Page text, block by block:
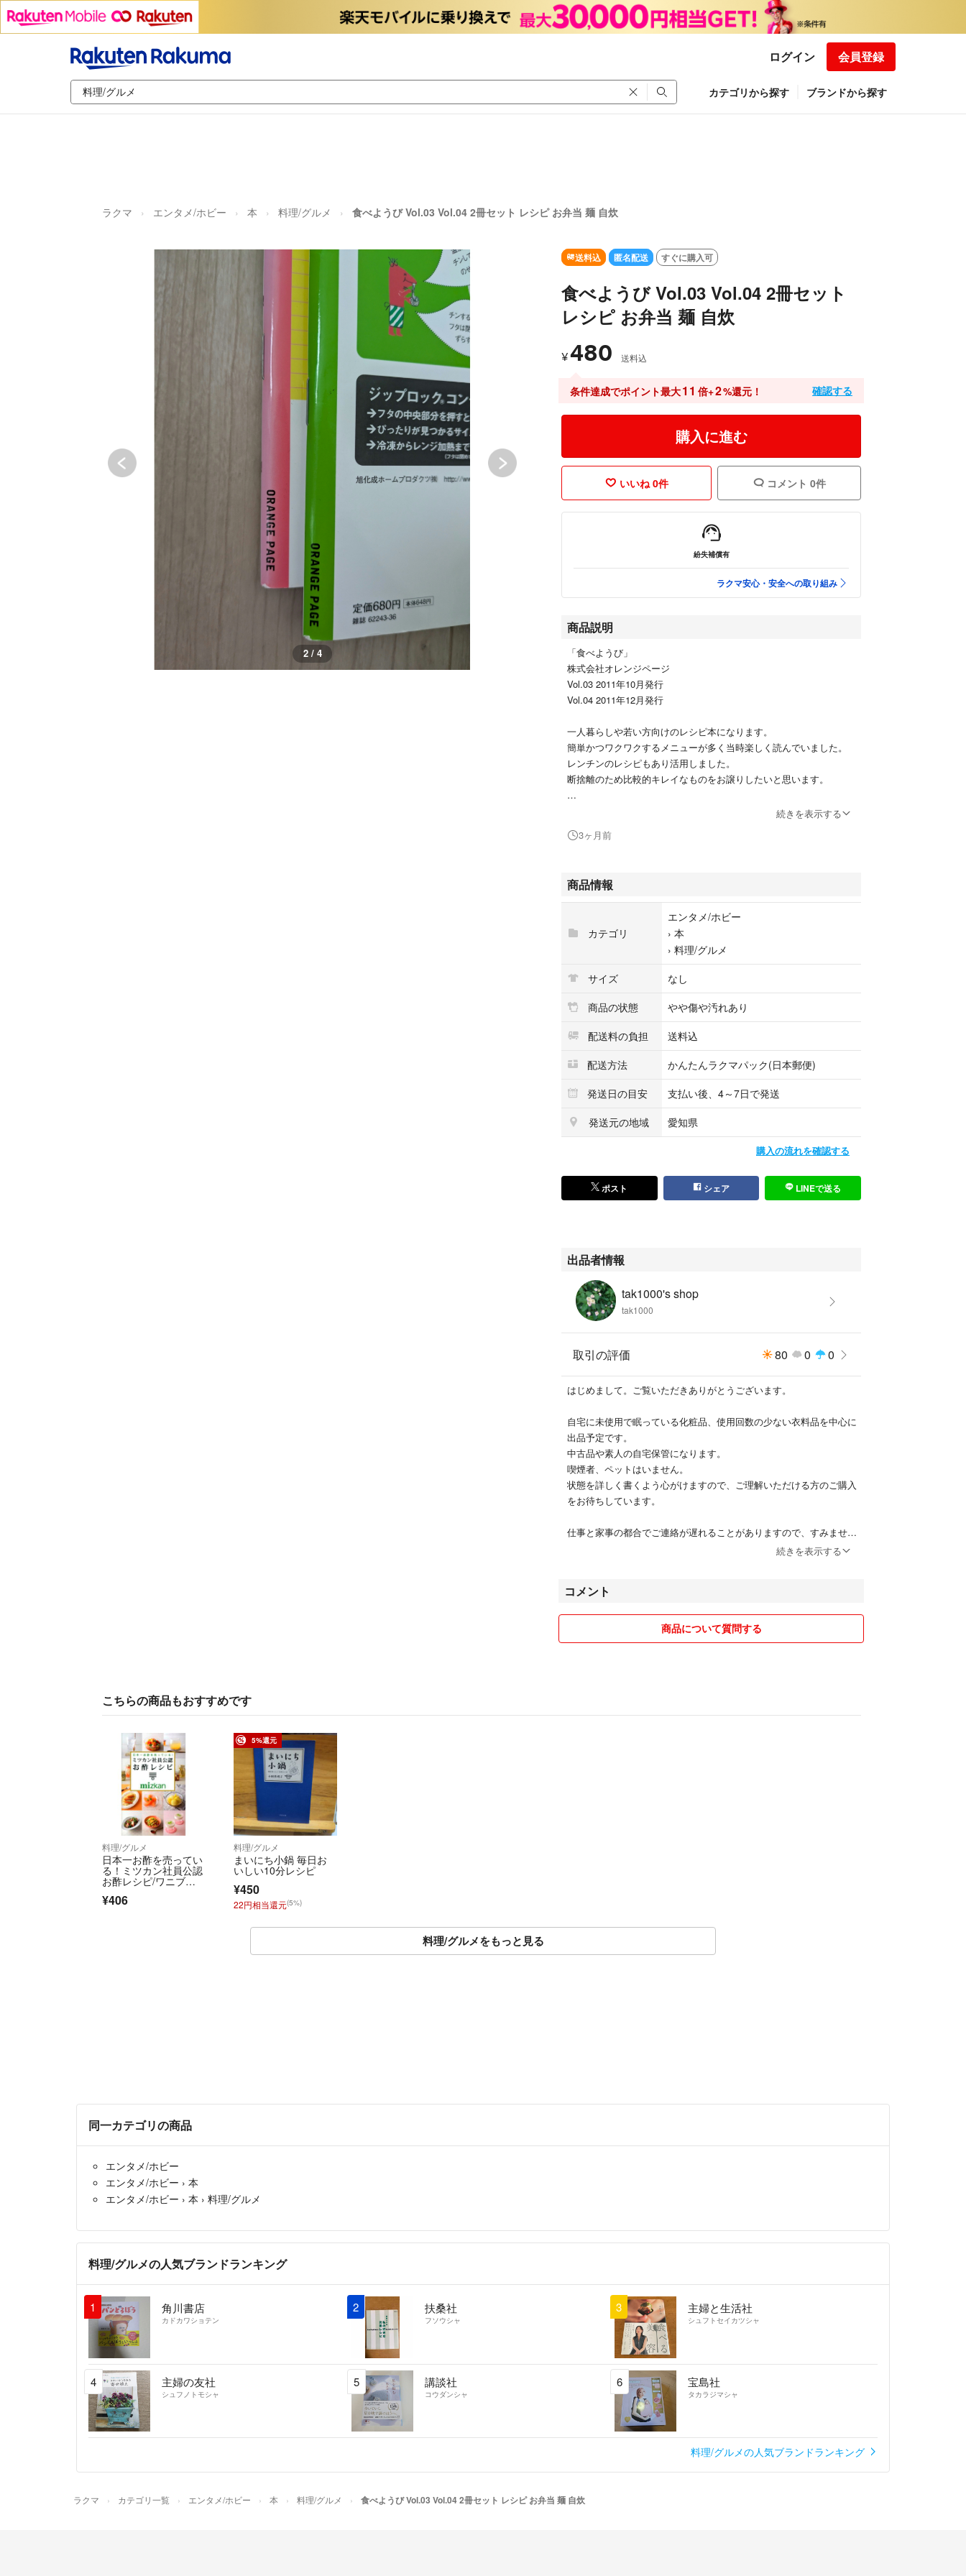
ログイン 会員登録
カテゴリから探す ブランドから探す
ラクマ エンタメ/ホビー 本 料理/グルメ 食べようび Vol.03 Vol.04 2冊セット レシピ お弁当 麺 自炊
2 / 4
送料込 匿名配送 すぐに購入可
食べようび Vol.03 Vol.04 2冊セット
レシピ お弁当 麺 自炊
¥480 送料込
条件達成でポイント最大11 倍+2%還元！ 確認する
購入に進む
いいね 0件 コメント 0件
紛失補償有
ラクマ安心・安全への取り組み
商品説明
「食べようび」
株式会社オレンジページ
Vol.03 2011年10月発行
Vol.04 2011年12月発行
一人暮らしや若い方向けのレシピ本になります。
簡単かつワクワクするメニューが多く当時楽しく読んでいました。
レンチンのレシピもあり活用しました。
断捨離のため比較的キレイなものをお譲りしたいと思います。
お弁当と麺類レシピの特集がされている号を、2冊セットにしていま
中は書き込み等なく比較的きれいかと思います。
発送時はビニール袋をかけ茶封筒またはリサイクルの紙袋でお送りす
る予定です。
プチプチはお付けしませんのでご了承ください。
素人の自宅保管にご理解のある方にご縁がありましたら幸いです。
よろしくお願いいたします。
#雑誌
#料理/グルメ
#レシピ
#自炊
#一人暮らし
続きを表示する
3ヶ月前
商品情報
カテゴリ
エンタメ/ホビー
› 本
› 料理/グルメ
サイズ
なし
商品の状態
やや傷や汚れあり
配送料の負担
送料込
配送方法
かんたんラクマパック(日本郵便)
発送日の目安
支払い後、4～7日で発送
発送元の地域
愛知県
購入の流れを確認する
ポスト シェア LINEで送る
出品者情報
tak1000's shop
tak1000
取引の評価 80 0 0
はじめまして。ご覧いただきありがとうございます。
自宅に未使用で眠っている化粧品、使用回数の少ない衣料品を中心に
出品予定です。
中古品や素人の自宅保管になります。
喫煙者、ペットはいません。
状態を詳しく書くよう心がけますので、ご理解いただける方のご購入
をお待ちしています。
仕事と家事の都合でご連絡が遅れることがありますので、すみません
ント等お願いいたします。
不慣れですが、よいお取引ができたらと思います。
よろしくお願いいたします。
続きを表示する
コメント
商品について質問する
こちらの商品もおすすめです
料理/グルメ
日本一お酢を売ってい
る！ミツカン社員公認
お酢レシピ/ワニブッ
クス/ミツカン（新
書）
¥406
5%還元
料理/グルメ
まいにち小鍋 毎日お
いしい10分レシピ
¥450
22円相当還元(5%)
料理/グルメをもっと見る
同一カテゴリの商品
エンタメ/ホビー
エンタメ/ホビー › 本
エンタメ/ホビー › 本 › 料理/グルメ
料理/グルメの人気ブランドランキング
1 角川書店
カドカワショテン
2 扶桑社
フソウシャ
3 主婦と生活社
シュフトセイカツシャ
4 主婦の友社
シュフノトモシャ
5 講談社
コウダンシャ
6 宝島社
タカラジマシャ
料理/グルメの人気ブランドランキング
ラクマ カテゴリ一覧 エンタメ/ホビー 本 料理/グルメ 食べようび Vol.03 Vol.04 2冊セット レシピ お弁当 麺 自炊